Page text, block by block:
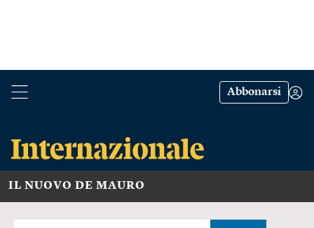
Abbonarsi
IL NUOVO DE MAURO